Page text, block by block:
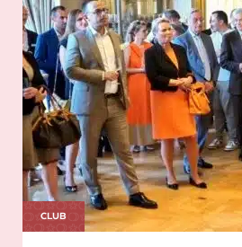
CLUB